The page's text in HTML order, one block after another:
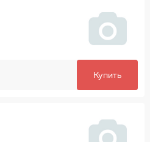
Купить